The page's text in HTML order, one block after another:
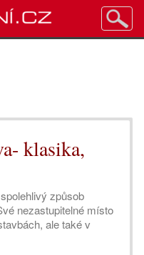
klasika,
způsob
nezastupitelné místo
ale také v